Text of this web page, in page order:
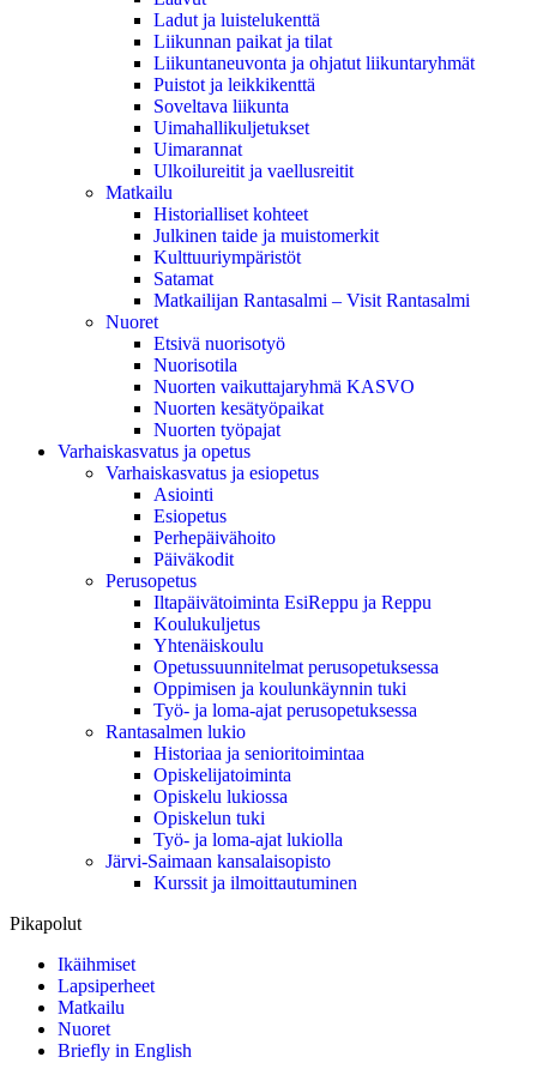
Ladut ja luistelukenttä
Liikunnan paikat ja tilat
Liikuntaneuvonta ja ohjatut liikuntaryhmät
Puistot ja leikkikenttä
Soveltava liikunta
Uimahallikuljetukset
Uimarannat
Ulkoilureitit ja vaellusreitit
Matkailu
Historialliset kohteet
Julkinen taide ja muistomerkit
Kulttuuriympäristöt
Satamat
Matkailijan Rantasalmi – Visit Rantasalmi
Nuoret
Etsivä nuorisotyö
Nuorisotila
Nuorten vaikuttajaryhmä KASVO
Nuorten kesätyöpaikat
Nuorten työpajat
Varhaiskasvatus ja opetus
Varhaiskasvatus ja esiopetus
Asiointi
Esiopetus
Perhepäivähoito
Päiväkodit
Perusopetus
Iltapäivätoiminta EsiReppu ja Reppu
Koulukuljetus
Yhtenäiskoulu
Opetussuunnitelmat perusopetuksessa
Oppimisen ja koulunkäynnin tuki
Työ- ja loma-ajat perusopetuksessa
Rantasalmen lukio
Historiaa ja senioritoimintaa
Opiskelijatoiminta
Opiskelu lukiossa
Opiskelun tuki
Työ- ja loma-ajat lukiolla
Järvi-Saimaan kansalaisopisto
Kurssit ja ilmoittautuminen
Pikapolut
Ikäihmiset
Lapsiperheet
Matkailu
Nuoret
Briefly in English